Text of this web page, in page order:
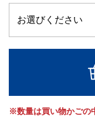
※数量は買い物かごの